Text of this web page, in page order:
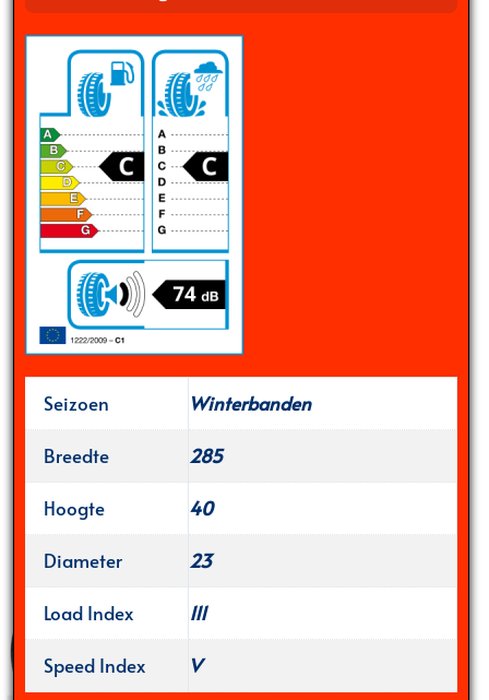
Seizoen
Winterbanden
Breedte
285
Hoogte
40
Diameter
23
Load Index
111
Speed Index
V